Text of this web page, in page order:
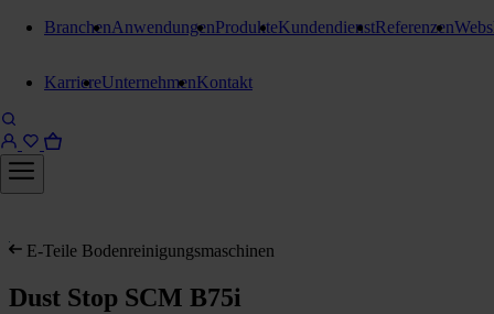
BranchenAnwendungenProdukteKundendienstReferenzen
KarriereUnternehmenKontakt
E-Teile Bodenreinigungsmaschinen
Dust Stop SCM B75i